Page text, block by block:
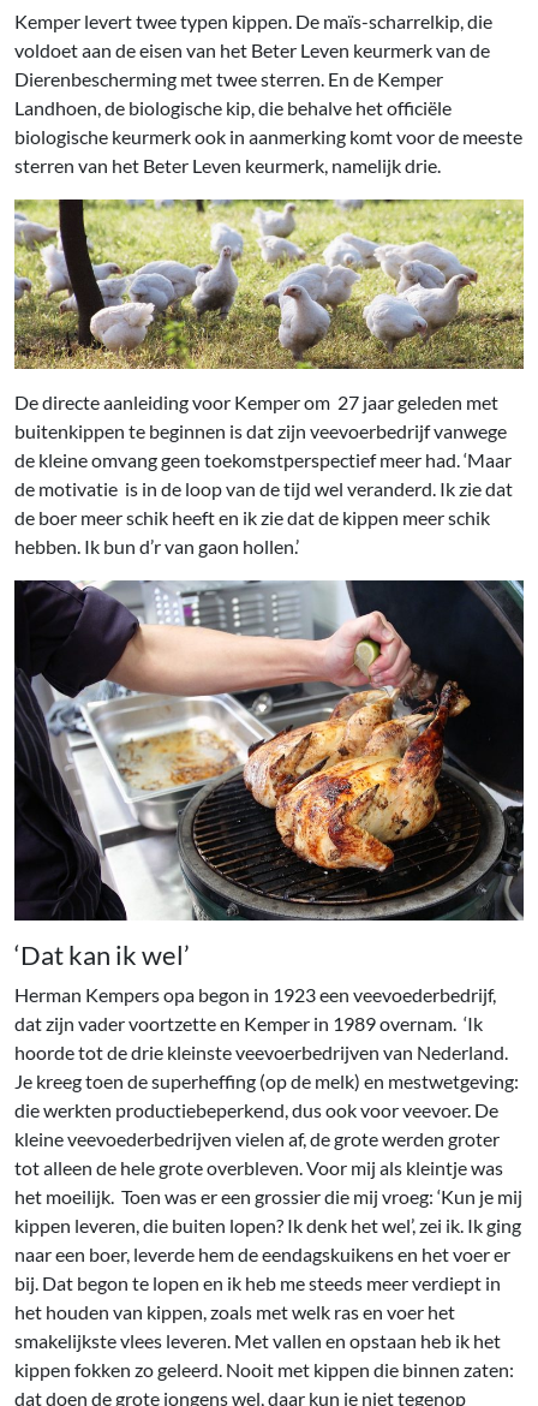
Kemper levert twee typen kippen. De maïs-scharrelkip, die
voldoet aan de eisen van het Beter Leven keurmerk van de
Dierenbescherming met twee sterren. En de Kemper
Landhoen, de biologische kip, die behalve het officiële
biologische keurmerk ook in aanmerking komt voor de meeste
sterren van het Beter Leven keurmerk, namelijk drie.
De directe aanleiding voor Kemper om 27 jaar geleden met
buitenkippen te beginnen is dat zijn veevoerbedrijf vanwege
de kleine omvang geen toekomstperspectief meer had. ‘Maar
de motivatie is in de loop van de tijd wel veranderd. Ik zie dat
de boer meer schik heeft en ik zie dat de kippen meer schik
hebben. Ik bun d’r van gaon hollen.’
‘Dat kan ik wel’
Herman Kempers opa begon in 1923 een veevoederbedrijf,
dat zijn vader voortzette en Kemper in 1989 overnam. ‘Ik
hoorde tot de drie kleinste veevoerbedrijven van Nederland.
Je kreeg toen de superheffing (op de melk) en mestwetgeving:
die werkten productiebeperkend, dus ook voor veevoer. De
kleine veevoederbedrijven vielen af, de grote werden groter
tot alleen de hele grote overbleven. Voor mij als kleintje was
het moeilijk. Toen was er een grossier die mij vroeg: ‘Kun je mij
kippen leveren, die buiten lopen? Ik denk het wel’, zei ik. Ik ging
naar een boer, leverde hem de eendagskuikens en het voer er
bij. Dat begon te lopen en ik heb me steeds meer verdiept in
het houden van kippen, zoals met welk ras en voer het
smakelijkste vlees leveren. Met vallen en opstaan heb ik het
kippen fokken zo geleerd. Nooit met kippen die binnen zaten:
dat doen de grote jongens wel, daar kun je niet tegenop